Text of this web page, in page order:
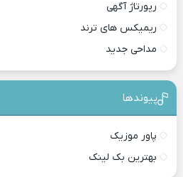
رپورتاژ آگهی
ریمیکس های ترند
مداحی جدید
پیوندها
پاور موزیک
بهترین بک لینک